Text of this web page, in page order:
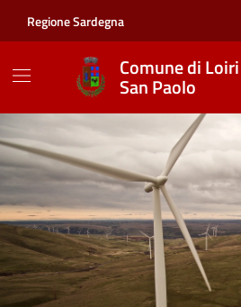
Regione Sardegna
Comune di
San Paolo